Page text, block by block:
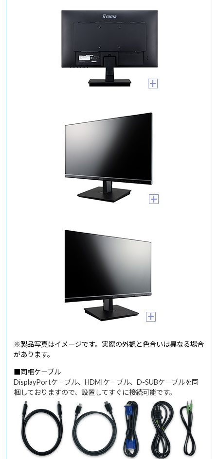
※製品写真はイメージです。実際の外観と色合いは異なる場合
があります。
■同梱ケーブル
DisplayPortケーブル、HDMIケーブル、D-SUBケーブルを同
梱しておりますので、設置してすぐに接続可能です。